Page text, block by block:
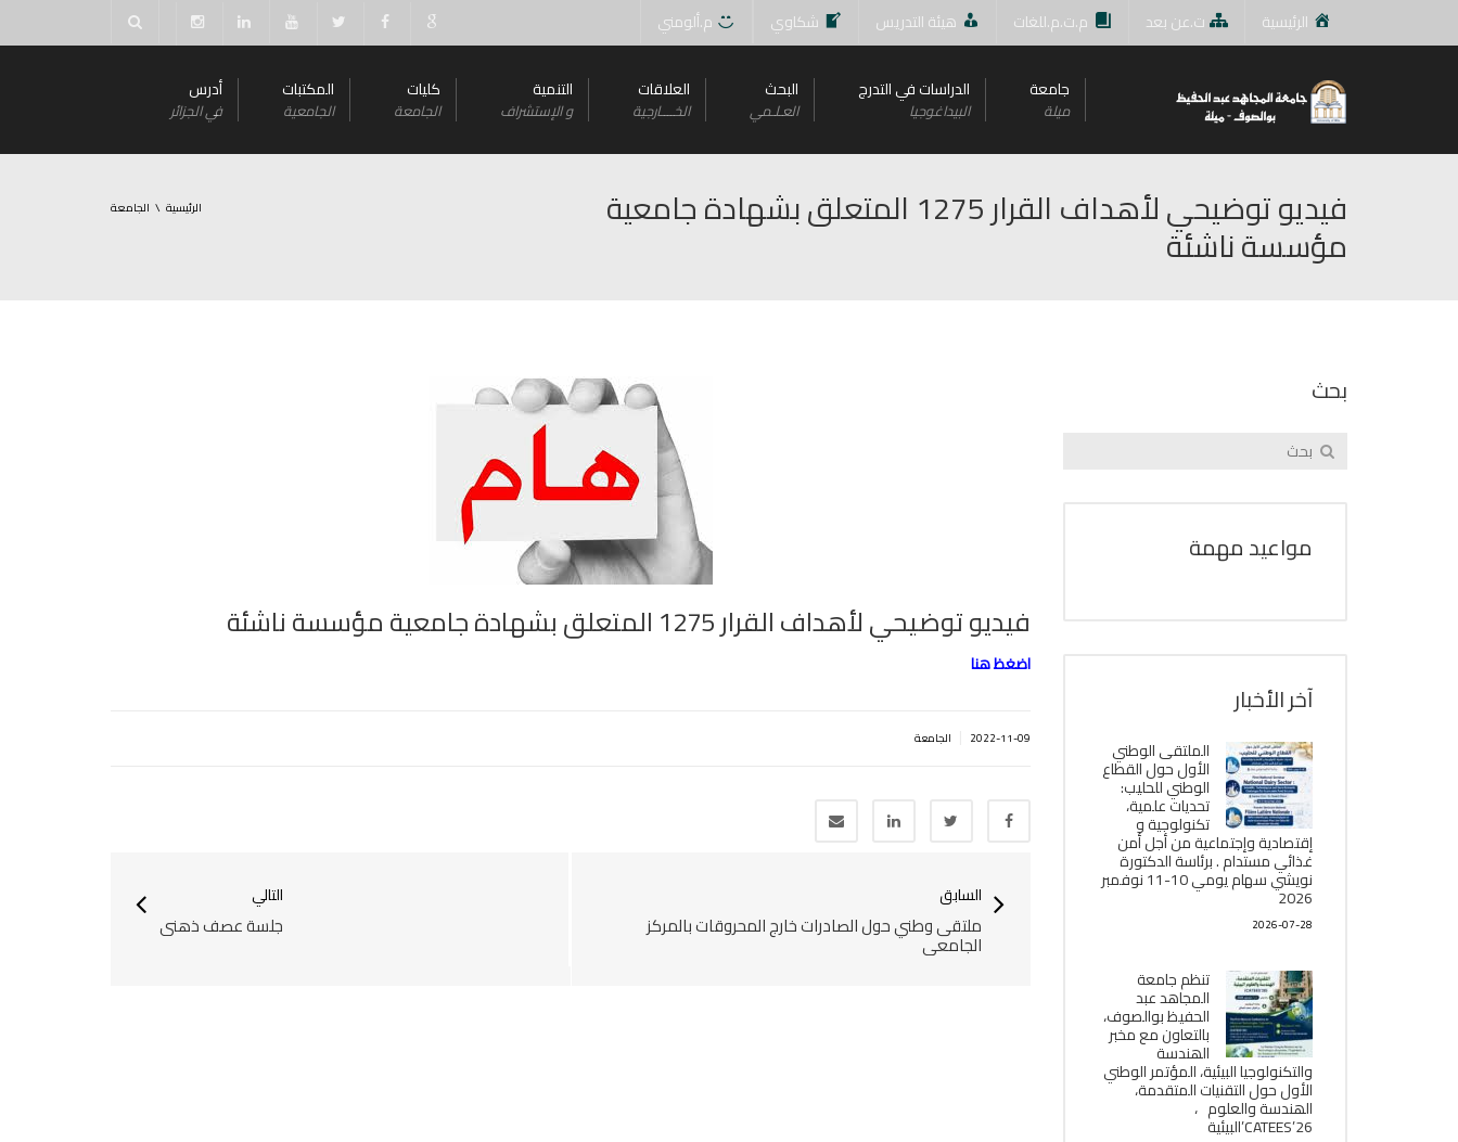
الرئيسية ت.عن بعد م.ت.م.للغات هيئة التدريس شكاوي م.ألومني
جامعة
ميلة
الدراسات في التدرج
البيداغوجيا
البحث
العـلـمي
العلاقات
الخــــارجية
التنمية
و اﻹستشراف
كليات
الجامعة
المكتبات
الجامعية
أدرس
في الجزائر
فيديو توضيحي لأهداف القرار 1275 المتعلق بشهادة جامعية
مؤسسة ناشئة
الرئيسية الجامعة
فيديو توضيحي لأهداف القرار 1275 المتعلق بشهادة جامعية مؤسسة ناشئة
اضغظ هنا
2022-11-09 الجامعة
التالي
جلسة عصف ذهني
السابق
ملتقى وطني حول الصادرات خارج المحروقات بالمركز
الجامعي
بحث
مواعيد مهمة
آخر الأخبار
الملتقى الوطني
الأول حول القطاع
الوطني للحليب:
تحديات علمية،
تكنولوجية و
إقتصادية وإجتماعية من أجل أمن
غذائي مستدام . برئاسة الدكتورة
نويشي سهام يومي 10-11 نوفمبر
2026
2026-07-28
تنظم جامعة
المجاهد عبد
الحفيظ بوالصوف،
بالتعاون مع مخبر
الھندسة
والتكنولوجيا البیئیة، المؤتمر الوطني
الأول حول التقنيات المتقدمة،
الھندسة والعلوم ،
CATEES’26’البیئية